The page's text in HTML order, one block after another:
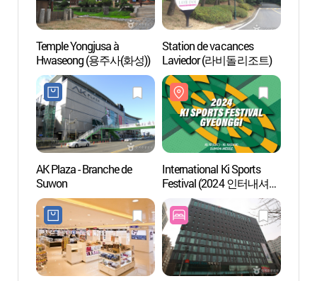
Temple Yongjusa à
Hwaseong (용주사(화성))
Station de vacances
Laviedor (라비돌리조트)
AK Plaza - Branche de
Suwon
International Ki Sports
Festival (2024 인터내셔널
키스포츠페스티벌 경기)